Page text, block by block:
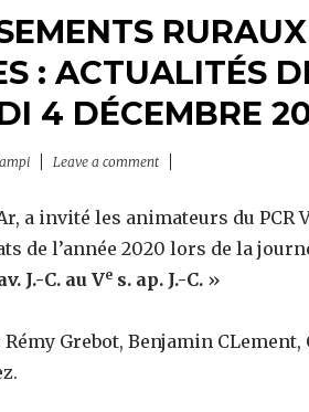
: ACTUALITÉS
4 DÉCEMBRE
Leave a comment
a invité les animateurs du PCR
de l’année 2020 lors de la
J.-C. au Ve s. ap. J.-C. »
Grebot, Benjamin